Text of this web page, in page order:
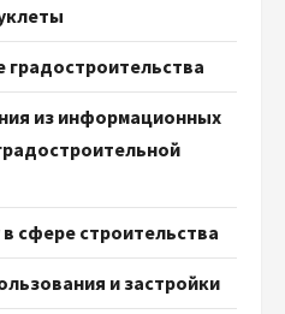
градостроительства
из информационных
в сфере строительства
и застройки